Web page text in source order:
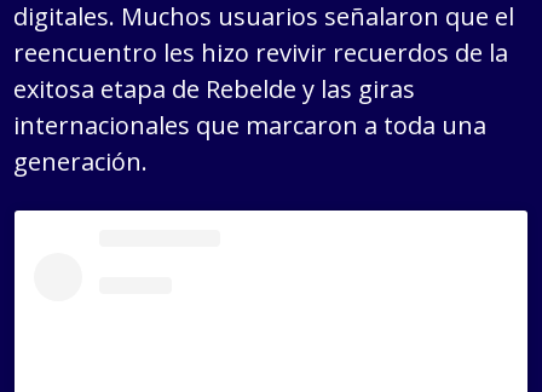
digitales. Muchos usuarios señalaron que el
reencuentro les hizo revivir recuerdos de la
exitosa etapa de Rebelde y las giras
internacionales que marcaron a toda una
generación.